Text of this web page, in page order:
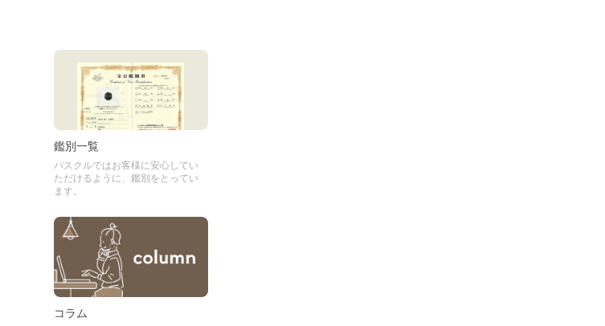
鑑別一覧
パスクルではお客様に安心してい
ただけるように、鑑別をとってい
ます。
コラム